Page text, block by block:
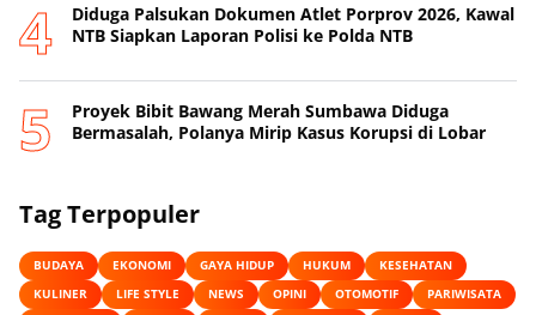
Diduga Palsukan Dokumen Atlet Porprov 2026, Kawal
NTB Siapkan Laporan Polisi ke Polda NTB
Proyek Bibit Bawang Merah Sumbawa Diduga
Bermasalah, Polanya Mirip Kasus Korupsi di Lobar
Tag Terpopuler
BUDAYA EKONOMI GAYA HIDUP HUKUM
KESEHATAN
KULINER
LIFE STYLE NEWS OPINI OTOMOTIF
PARIWISATA